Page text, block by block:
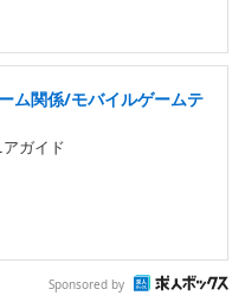
ム関係/モバイルゲームテ
ガイド
Sponsored by